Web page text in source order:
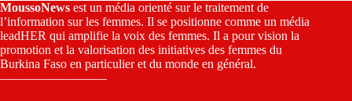
MoussoNews est un média orienté sur le traitement de
l’information sur les femmes. Il se positionne comme un média
leadHER qui amplifie la voix des femmes. Il a pour vision la
promotion et la valorisation des initiatives des femmes du
Burkina Faso en particulier et du monde en général.
————————–